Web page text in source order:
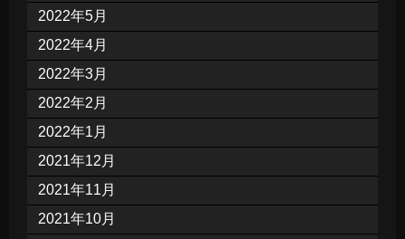
2022年5月
2022年4月
2022年3月
2022年2月
2022年1月
2021年12月
2021年11月
2021年10月